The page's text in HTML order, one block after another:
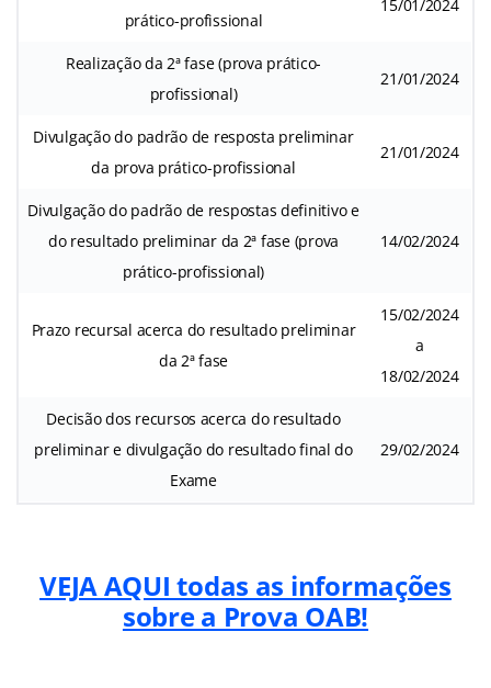
prático-profissional
15/01/2024
Realização da 2ª fase (prova prático-
profissional)
21/01/2024
Divulgação do padrão de resposta preliminar
da prova prático-profissional
21/01/2024
Divulgação do padrão de respostas definitivo e
do resultado preliminar da 2ª fase (prova
prático-profissional)
14/02/2024
Prazo recursal acerca do resultado preliminar
da 2ª fase
15/02/2024
a
18/02/2024
Decisão dos recursos acerca do resultado
preliminar e divulgação do resultado final do
Exame
29/02/2024
VEJA AQUI todas as informações
sobre a Prova OAB!